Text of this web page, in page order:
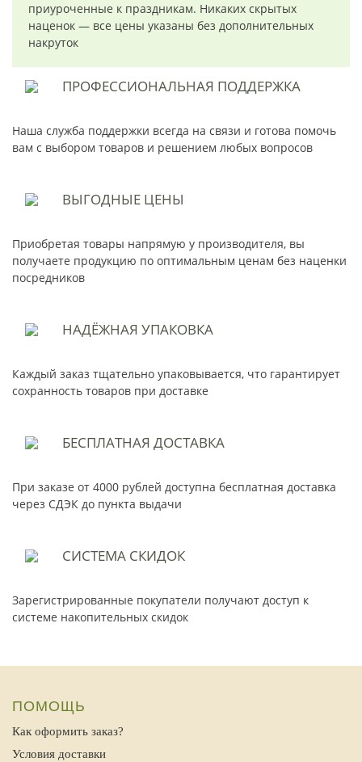
приуроченные к праздникам. Никаких скрытых
наценок — все цены указаны без дополнительных
накруток
ПРОФЕССИОНАЛЬНАЯ ПОДДЕРЖКА
Наша служба поддержки всегда на связи и готова помочь
вам с выбором товаров и решением любых вопросов
ВЫГОДНЫЕ ЦЕНЫ
Приобретая товары напрямую у производителя, вы
получаете продукцию по оптимальным ценам без наценки
посредников
НАДЁЖНАЯ УПАКОВКА
Каждый заказ тщательно упаковывается, что гарантирует
сохранность товаров при доставке
БЕСПЛАТНАЯ ДОСТАВКА
При заказе от 4000 рублей доступна бесплатная доставка
через СДЭК до пункта выдачи
СИСТЕМА СКИДОК
Зарегистрированные покупатели получают доступ к
системе накопительных скидок
ПОМОЩЬ
Как оформить заказ?
Условия доставки